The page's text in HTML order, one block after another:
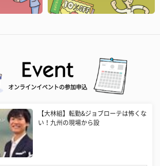
オンラインイベントの参加申込
【大林組】転勤&ジョブローテは怖くな
い！九州の現場から設